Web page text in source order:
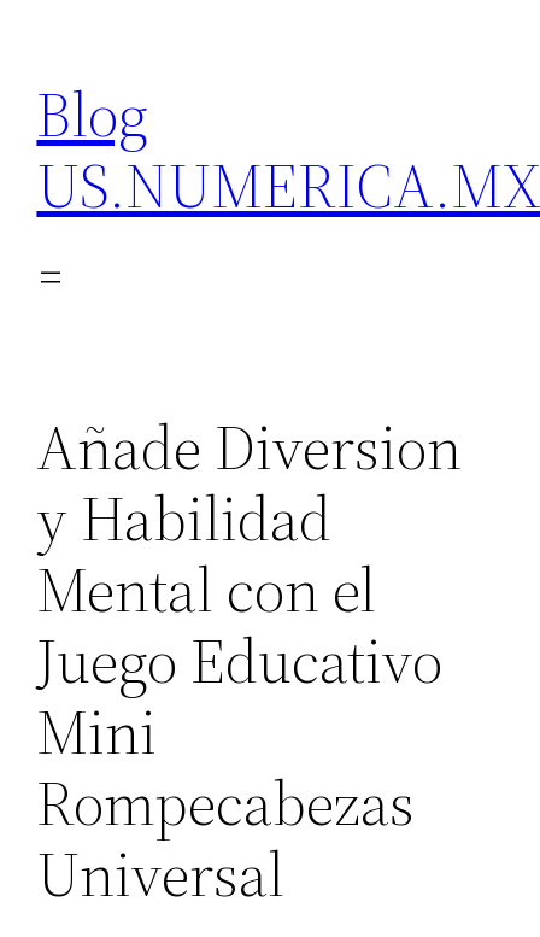
content
Blog
Añade Diversion
y Habilidad
Mental con el
Juego Educativo
Mini
Rompecabezas
Universal